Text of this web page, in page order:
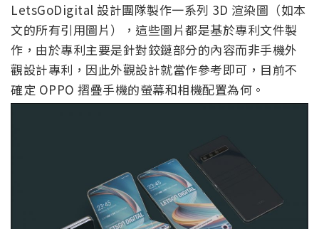
LetsGoDigital 設計團隊製作一系列 3D 渲染圖（如本
文的所有引用圖片），這些圖片都是基於專利文件製
作，由於專利主要是針對鉸鏈部分的內容而非手機外
觀設計專利，因此外觀設計就當作參考即可，目前不
確定 OPPO 摺疊手機的螢幕和相機配置為何。